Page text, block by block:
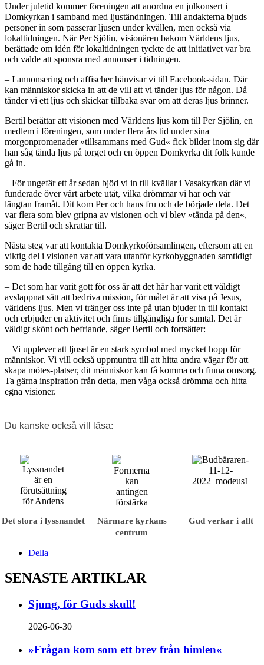
Under juletid kommer föreningen att anordna en julkonsert i
Domkyrkan i samband med ljuständningen. Till andakterna bjuds
personer in som passerar ljusen under kvällen, men också via
lokaltidningen. När Per Sjölin, visionären bakom Världens ljus,
berättade om idén för lokaltidningen tyckte de att initiativet var bra
och valde att sponsra med annonser i tidningen.
– I annonsering och affischer hänvisar vi till Facebook-sidan. Där
kan människor skicka in att de vill att vi tänder ljus för någon. Då
tänder vi ett ljus och skickar tillbaka svar om att deras ljus brinner.
Bertil berättar att visionen med Världens ljus kom till Per Sjölin, en
medlem i föreningen, som under flera års tid under sina
morgonpromenader »tillsammans med Gud« fick bilder inom sig där
han såg tända ljus på torget och en öppen Domkyrka dit folk kunde
gå in.
– För ungefär ett år sedan bjöd vi in till kvällar i Vasakyrkan där vi
funderade över vårt arbete utåt, vilka drömmar vi har och vår
längtan framåt. Dit kom Per och hans fru och de började dela. Det
var flera som blev gripna av visionen och vi blev »tända på den«,
säger Bertil och skrattar till.
Nästa steg var att kontakta Domkyrkoförsamlingen, eftersom att en
viktig del i visionen var att vara utanför kyrkobyggnaden samtidigt
som de hade tillgång till en öppen kyrka.
– Det som har varit gott för oss är att det här har varit ett väldigt
avslappnat sätt att bedriva mission, för målet är att visa på Jesus,
världens ljus. Men vi tränger oss inte på utan bjuder in till kontakt
och erbjuder en aktivitet och finns tillgängliga för samtal. Det är
väldigt skönt och befriande, säger Bertil och fortsätter:
– Vi upplever att ljuset är en stark symbol med mycket hopp för
människor. Vi vill också uppmuntra till att hitta andra vägar för att
skapa mötes-platser, dit människor kan få komma och finna omsorg.
Ta gärna inspiration från detta, men våga också drömma och hitta
egna visioner.
Du kanske också vill läsa:
Det stora i lyssnandet
Närmare kyrkans
centrum
Gud verkar i allt
Della
SENASTE ARTIKLAR
Sjung, för Guds skull!
2026-06-30
»Frågan kom som ett brev från himlen«